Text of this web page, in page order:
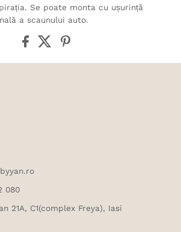
Se poate monta cu ușurință
a scaunului auto.
080
21A, C1(complex Freya), Iasi